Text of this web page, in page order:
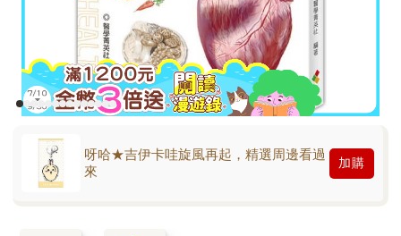
呀哈★吉伊卡哇旋風再起，精選周邊看過
來
加購